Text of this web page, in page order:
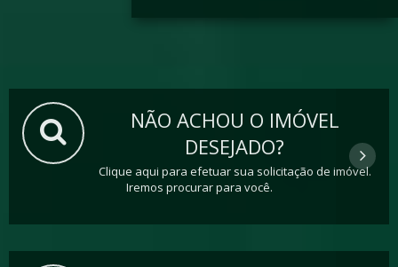
NÃO ACHOU O IMÓVEL
DESEJADO?
Clique aqui para efetuar sua solicitação de imóvel.
Iremos procurar para você.